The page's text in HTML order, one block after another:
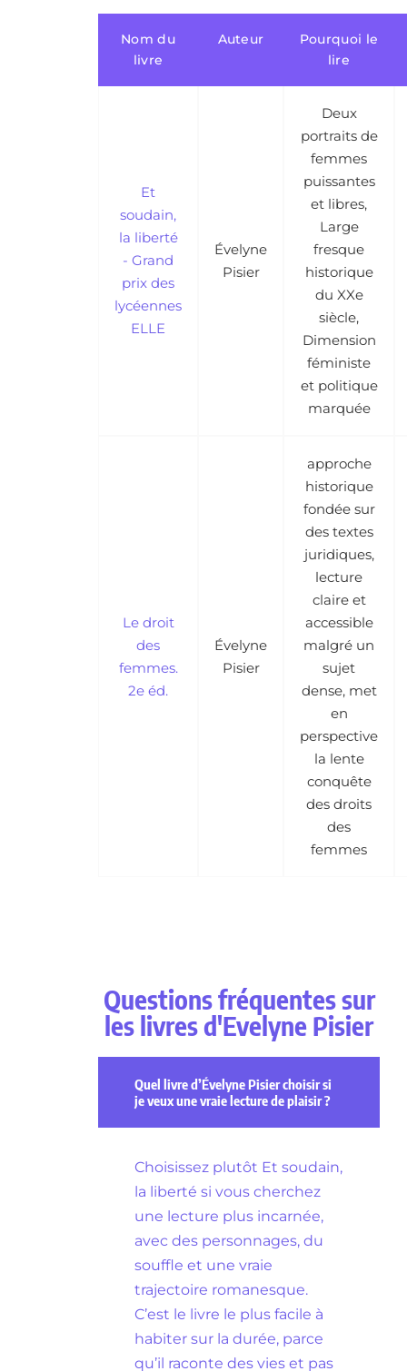
Nom du
livre
Auteur
Pourquoi le
lire
Et
soudain,
la liberté
- Grand
prix des
lycéennes
ELLE
Évelyne
Pisier
Deux
portraits de
femmes
puissantes
et libres,
Large
fresque
historique
du XXe
siècle,
Dimension
féministe
et politique
marquée
Le droit
des
femmes.
2e éd.
Évelyne
Pisier
approche
historique
fondée sur
des textes
juridiques,
lecture
claire et
accessible
malgré un
sujet
dense, met
en
perspective
la lente
conquête
des droits
des
femmes
Questions fréquentes sur
les livres d'Evelyne Pisier
Quel livre d’Évelyne Pisier choisir si
je veux une vraie lecture de plaisir ?
Choisissez plutôt Et soudain,
la liberté si vous cherchez
une lecture plus incarnée,
avec des personnages, du
souffle et une vraie
trajectoire romanesque.
C’est le livre le plus facile à
habiter sur la durée, parce
qu’il raconte des vies et pas